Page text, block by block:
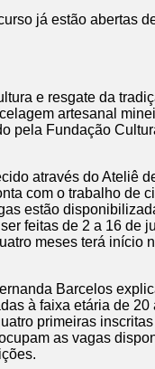
já estão abertas
e resgate da
artesanal
pela Fundação
através do Ateliê
com o trabalho de
estão
feitas de 2 a 16 de
meses terá início
Barcelos
à faixa etária de 20
primeiras inscritas
as vagas